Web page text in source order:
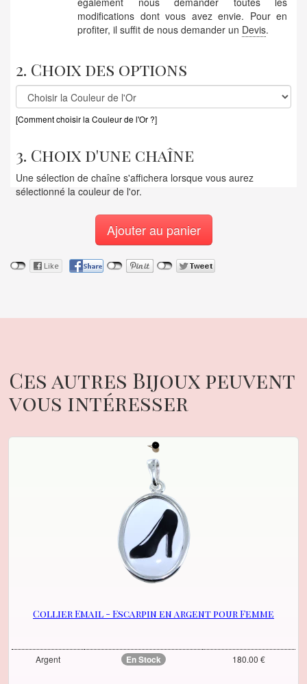
modifications dont vous avez envie. Pour en
profiter, il suffit de nous demander un Devis.
2. Choix des options
[Comment choisir la Couleur de l'Or ?]
3. Choix d'une chaîne
Une sélection de chaîne s'affichera lorsque vous aurez
sélectionné la couleur de l'or.
Ajouter au panier
Ces autres Bijoux peuvent
vous intéresser
Collier Email - Escarpin en argent pour Femme
Argent En Stock 180.00 €